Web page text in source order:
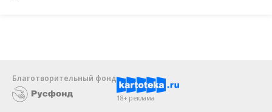
Благотворительный фонд
18+ реклама